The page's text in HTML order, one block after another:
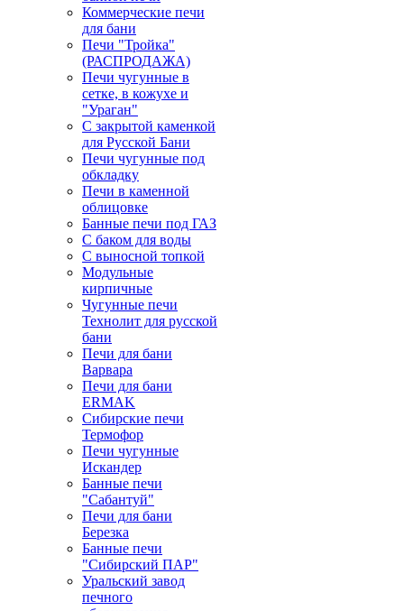
Коммерческие печи
для бани
Печи "Тройка"
(РАСПРОДАЖА)
Печи чугунные в
сетке, в кожухе и
"Ураган"
С закрытой каменкой
для Русской Бани
Печи чугунные под
обкладку
Печи в каменной
облицовке
Банные печи под ГАЗ
С баком для воды
С выносной топкой
Модульные
кирпичные
Чугунные печи
Технолит для русской
бани
Печи для бани
Варвара
Печи для бани
ERMAK
Сибирские печи
Термофор
Печи чугунные
Искандер
Банные печи
"Сабантуй"
Печи для бани
Березка
Банные печи
"Сибирский ПАР"
Уральский завод
печного